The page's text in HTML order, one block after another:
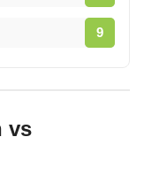
9
vs